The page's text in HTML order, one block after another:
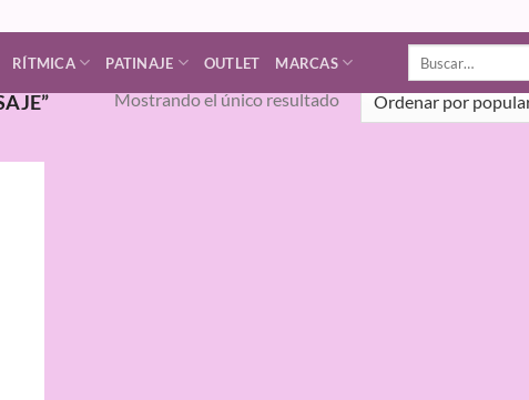
RÍTMICA PATINAJE OUTLET MARCAS
Buscar
Mostrando el único resultado